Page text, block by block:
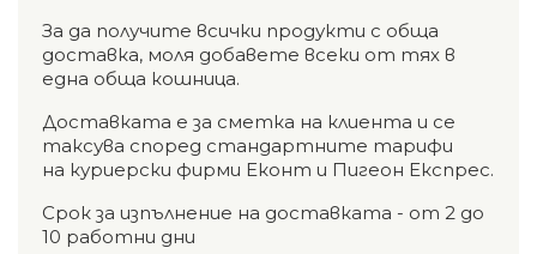
За да получите всички продукти с обща
доставка, моля добавете всеки от тях в
една обща кошница.
Доставката е за сметка на клиента и се
таксува според стандартните тарифи
на куриерски фирми Еконт и Пигеон Експрес.
Срок за изпълнение на доставката - от 2 до
10 работни дни